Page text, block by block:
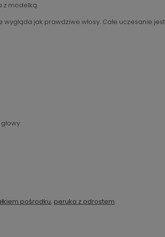
z modelką.
wygląda jak prawdziwe włosy. Całe uczesanie
pośrodku, peruka z odrostem